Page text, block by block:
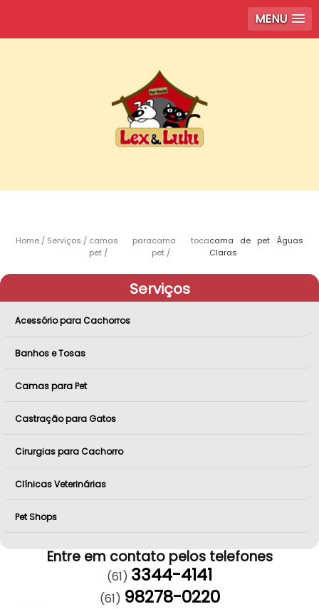
MENU
Home Serviços
camas para
pet
cama toca
pet
cama de pet Águas
Claras
Serviços
Acessório para Cachorros
Banhos e Tosas
Camas para Pet
Castração para Gatos
Cirurgias para Cachorro
Clínicas Veterinárias
Pet Shops
Entre em contato pelos telefones
(61) 3344-4141
(61) 98278-0220